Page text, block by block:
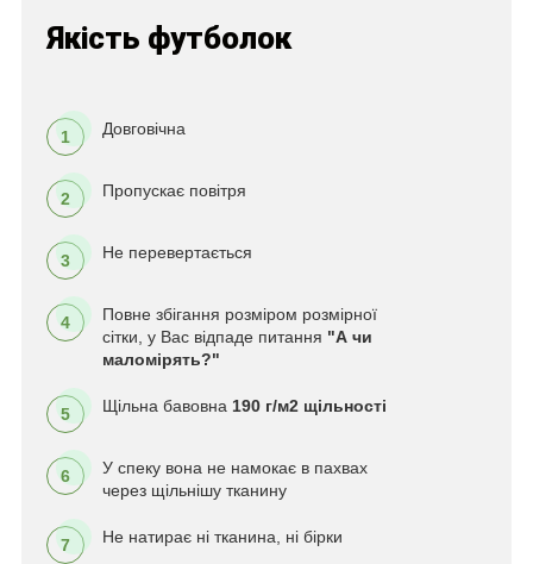
Якість футболок
1 Довговічна
2 Пропускає повітря
3 Не перевертається
4
Повне збігання розміром розмірної
сітки, у Вас відпаде питання "А чи
маломірять?"
5 Щільна бавовна 190 г/м2 щільності
6
У спеку вона не намокає в пахвах
через щільнішу тканину
7 Не натирає ні тканина, ні бірки